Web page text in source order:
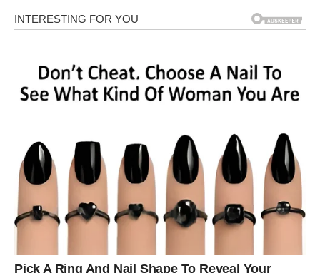
Pred vama su veoma važni trenuci.
BIK
Bikovima dolazi emotivni mir i osjećaj sigurnosti.
Jedna osoba sada pokazuje koliko joj značite i koliko želi
biti dio vašeg života.
Ljubav vam vraća sreću
Pred vama su veoma nježni i posebni trenuci.
BLIZANCI